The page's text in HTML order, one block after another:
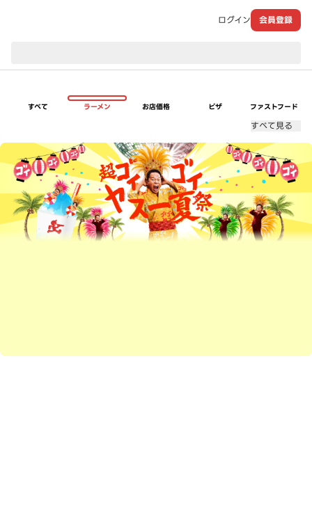
ログイン 会員登録
すべて ラーメン お店価格 ピザ ファストフード
すべて見る
超ゴイゴイヤスー夏祭